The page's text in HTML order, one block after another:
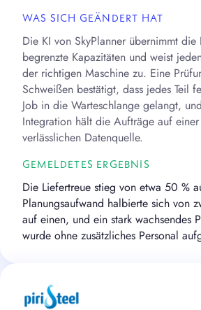
WAS SICH GEÄNDERT HAT
Die KI von SkyPlanner übernimmt
begrenzte Kapazitäten und weist
der richtigen Maschine zu. Eine
Schweißen bestätigt, dass jedes Teil
Job in die Warteschlange gelangt,
Integration hält die Aufträge auf
verlässlichen Datenquelle.
GEMELDETES ERGEBNIS
Die Liefertreue stieg von etwa 50 %
Planungsaufwand halbierte sich von
auf einen, und ein stark wachsendes
wurde ohne zusätzliches Personal